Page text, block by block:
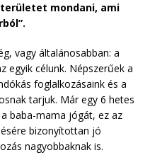
mondani, ami
vagy általánosabban: a
egyik célunk. Népszerűek a
foglalkozásaink és a
tarjuk. Már egy 6 hetes
baba-mama jógát, ez az
bizonyítottan jó
nagyobbaknak is.